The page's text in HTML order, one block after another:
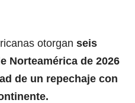
otorgan seis
Norteamérica de 2026
de un repechaje con